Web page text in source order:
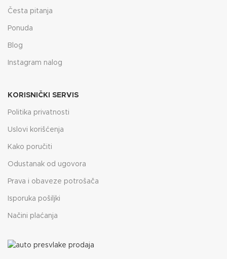
Česta pitanja
Ponuda
Blog
Instagram nalog
KORISNIČKI SERVIS
Politika privatnosti
Uslovi korišćenja
Kako poručiti
Odustanak od ugovora
Prava i obaveze potrošača
Isporuka pošiljki
Načini plaćanja